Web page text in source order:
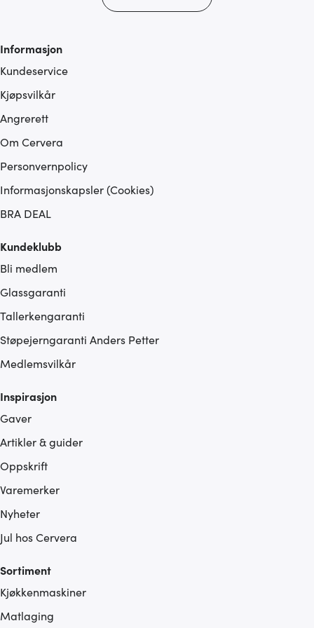
Informasjon
Kundeservice
Kjøpsvilkår
Angrerett
Om Cervera
Personvernpolicy
Informasjonskapsler (Cookies)
BRA DEAL
Kundeklubb
Bli medlem
Glassgaranti
Tallerkengaranti
Støpejerngaranti Anders Petter
Medlemsvilkår
Inspirasjon
Gaver
Artikler & guider
Oppskrift
Varemerker
Nyheter
Jul hos Cervera
Sortiment
Kjøkkenmaskiner
Matlaging